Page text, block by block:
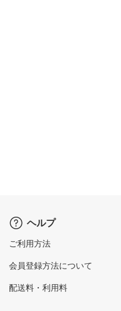
ヘルプ
ご利用方法
会員登録方法について
配送料・利用料